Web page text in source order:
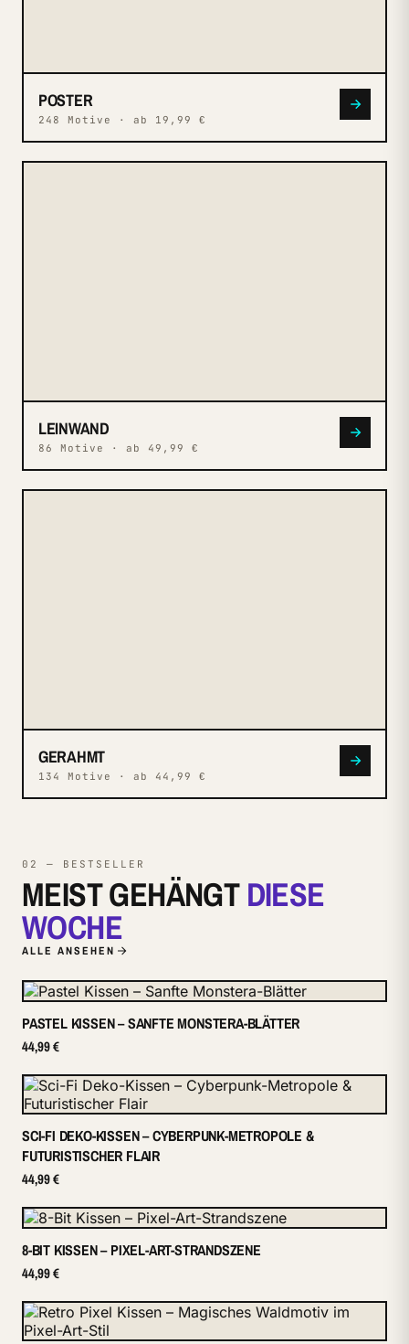
POSTER
248 Motive · ab 19,99 €
LEINWAND
86 Motive · ab 49,99 €
GERAHMT
134 Motive · ab 44,99 €
02 — BESTSELLER
MEIST GEHÄNGTDIESE
WOCHE
ALLE ANSEHEN
PASTEL KISSEN – SANFTE MONSTERA-BLÄTTER
44,99 €
SCI-FI DEKO-KISSEN – CYBERPUNK-METROPOLE &
FUTURISTISCHER FLAIR
44,99 €
8-BIT KISSEN – PIXEL-ART-STRANDSZENE
44,99 €